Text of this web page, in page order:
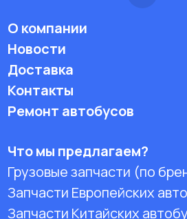
О компании
Новости
Доставка
Контакты
Ремонт автобусов
Что мы предлагаем?
Грузовые запчасти (по
Запчасти Европейских
Запчасти Китайских